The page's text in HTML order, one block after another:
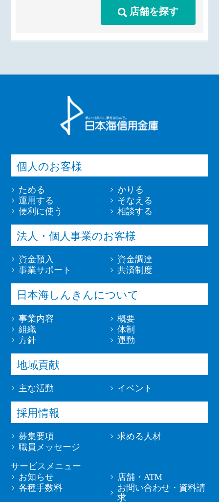
店舗を探す
個人のお客様
ためる
かりる
運用する
そなえる
便利に使う
相談する
法人・個人事業のお客様
資金預入
資金調達
事業サポート
共済制度
日本海しんきんについて
事業内容
概要
組織
体制
方針
運動
地域貢献
主な活動 イベント
採用情報
募集要項
求める人材
職員メッセージ
サービスメニュー
お知らせ
店舗・ATM
各種手数料
お問い合わせ・資料請
求